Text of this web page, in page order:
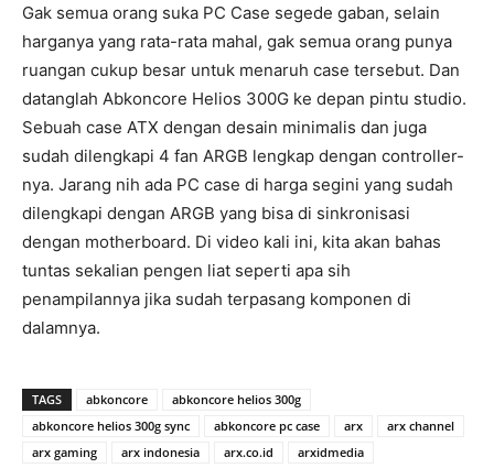
Gak semua orang suka PC Case segede gaban, selain
harganya yang rata-rata mahal, gak semua orang punya
ruangan cukup besar untuk menaruh case tersebut. Dan
datanglah Abkoncore Helios 300G ke depan pintu studio.
Sebuah case ATX dengan desain minimalis dan juga
sudah dilengkapi 4 fan ARGB lengkap dengan controller-
nya. Jarang nih ada PC case di harga segini yang sudah
dilengkapi dengan ARGB yang bisa di sinkronisasi
dengan motherboard. Di video kali ini, kita akan bahas
tuntas sekalian pengen liat seperti apa sih
penampilannya jika sudah terpasang komponen di
dalamnya.
TAGS abkoncore
abkoncore helios 300g
abkoncore helios 300g sync
abkoncore pc case arx
arx channel
arx gaming
arx indonesia arx.co.id
arxidmedia